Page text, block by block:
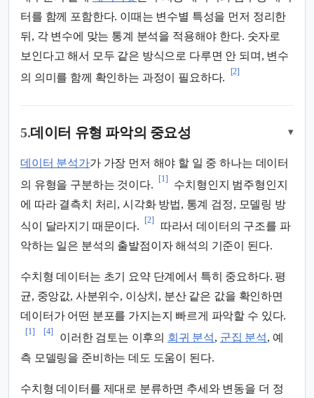
터를 함께 포함한다. 이때는 변수별 특성을 먼저 정리한
뒤, 각 변수에 맞는 통계 분석을 적용해야 한다. 숫자로
보인다고 해서 모두 같은 방식으로 다루면 안 되며, 변수
의 의미를 함께 확인하는 과정이 필요하다.
[2]
5.데이터 유형 파악의 중요성 ▾
데이터 분석가가 가장 먼저 해야 할 일 중 하나는 데이터
의 유형을 구분하는 것이다.
[1]
수치형인지 범주형인지
에 따라 결측치 처리, 시각화 방법, 통계 검정, 모델링 방
식이 달라지기 때문이다.
[2]
따라서 데이터의 구조를 파
악하는 일은 분석의 출발점이자 해석의 기준이 된다.
수치형 데이터는 초기 요약 단계에서 특히 중요하다. 평
균, 중앙값, 사분위수, 이상치, 분산 같은 값을 확인하면
데이터가 어떤 분포를 가지는지 빠르게 파악할 수 있다.
[1] [4]
이러한 검토는 이후의 회귀 분석, 군집 분석, 예
측 모델링을 준비하는 데도 도움이 된다.
수치형 데이터를 제대로 분류하면 추세와 변동을 더 정